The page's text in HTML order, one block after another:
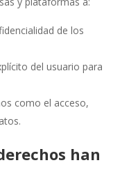
de los
del usuario para
como el acceso,
han